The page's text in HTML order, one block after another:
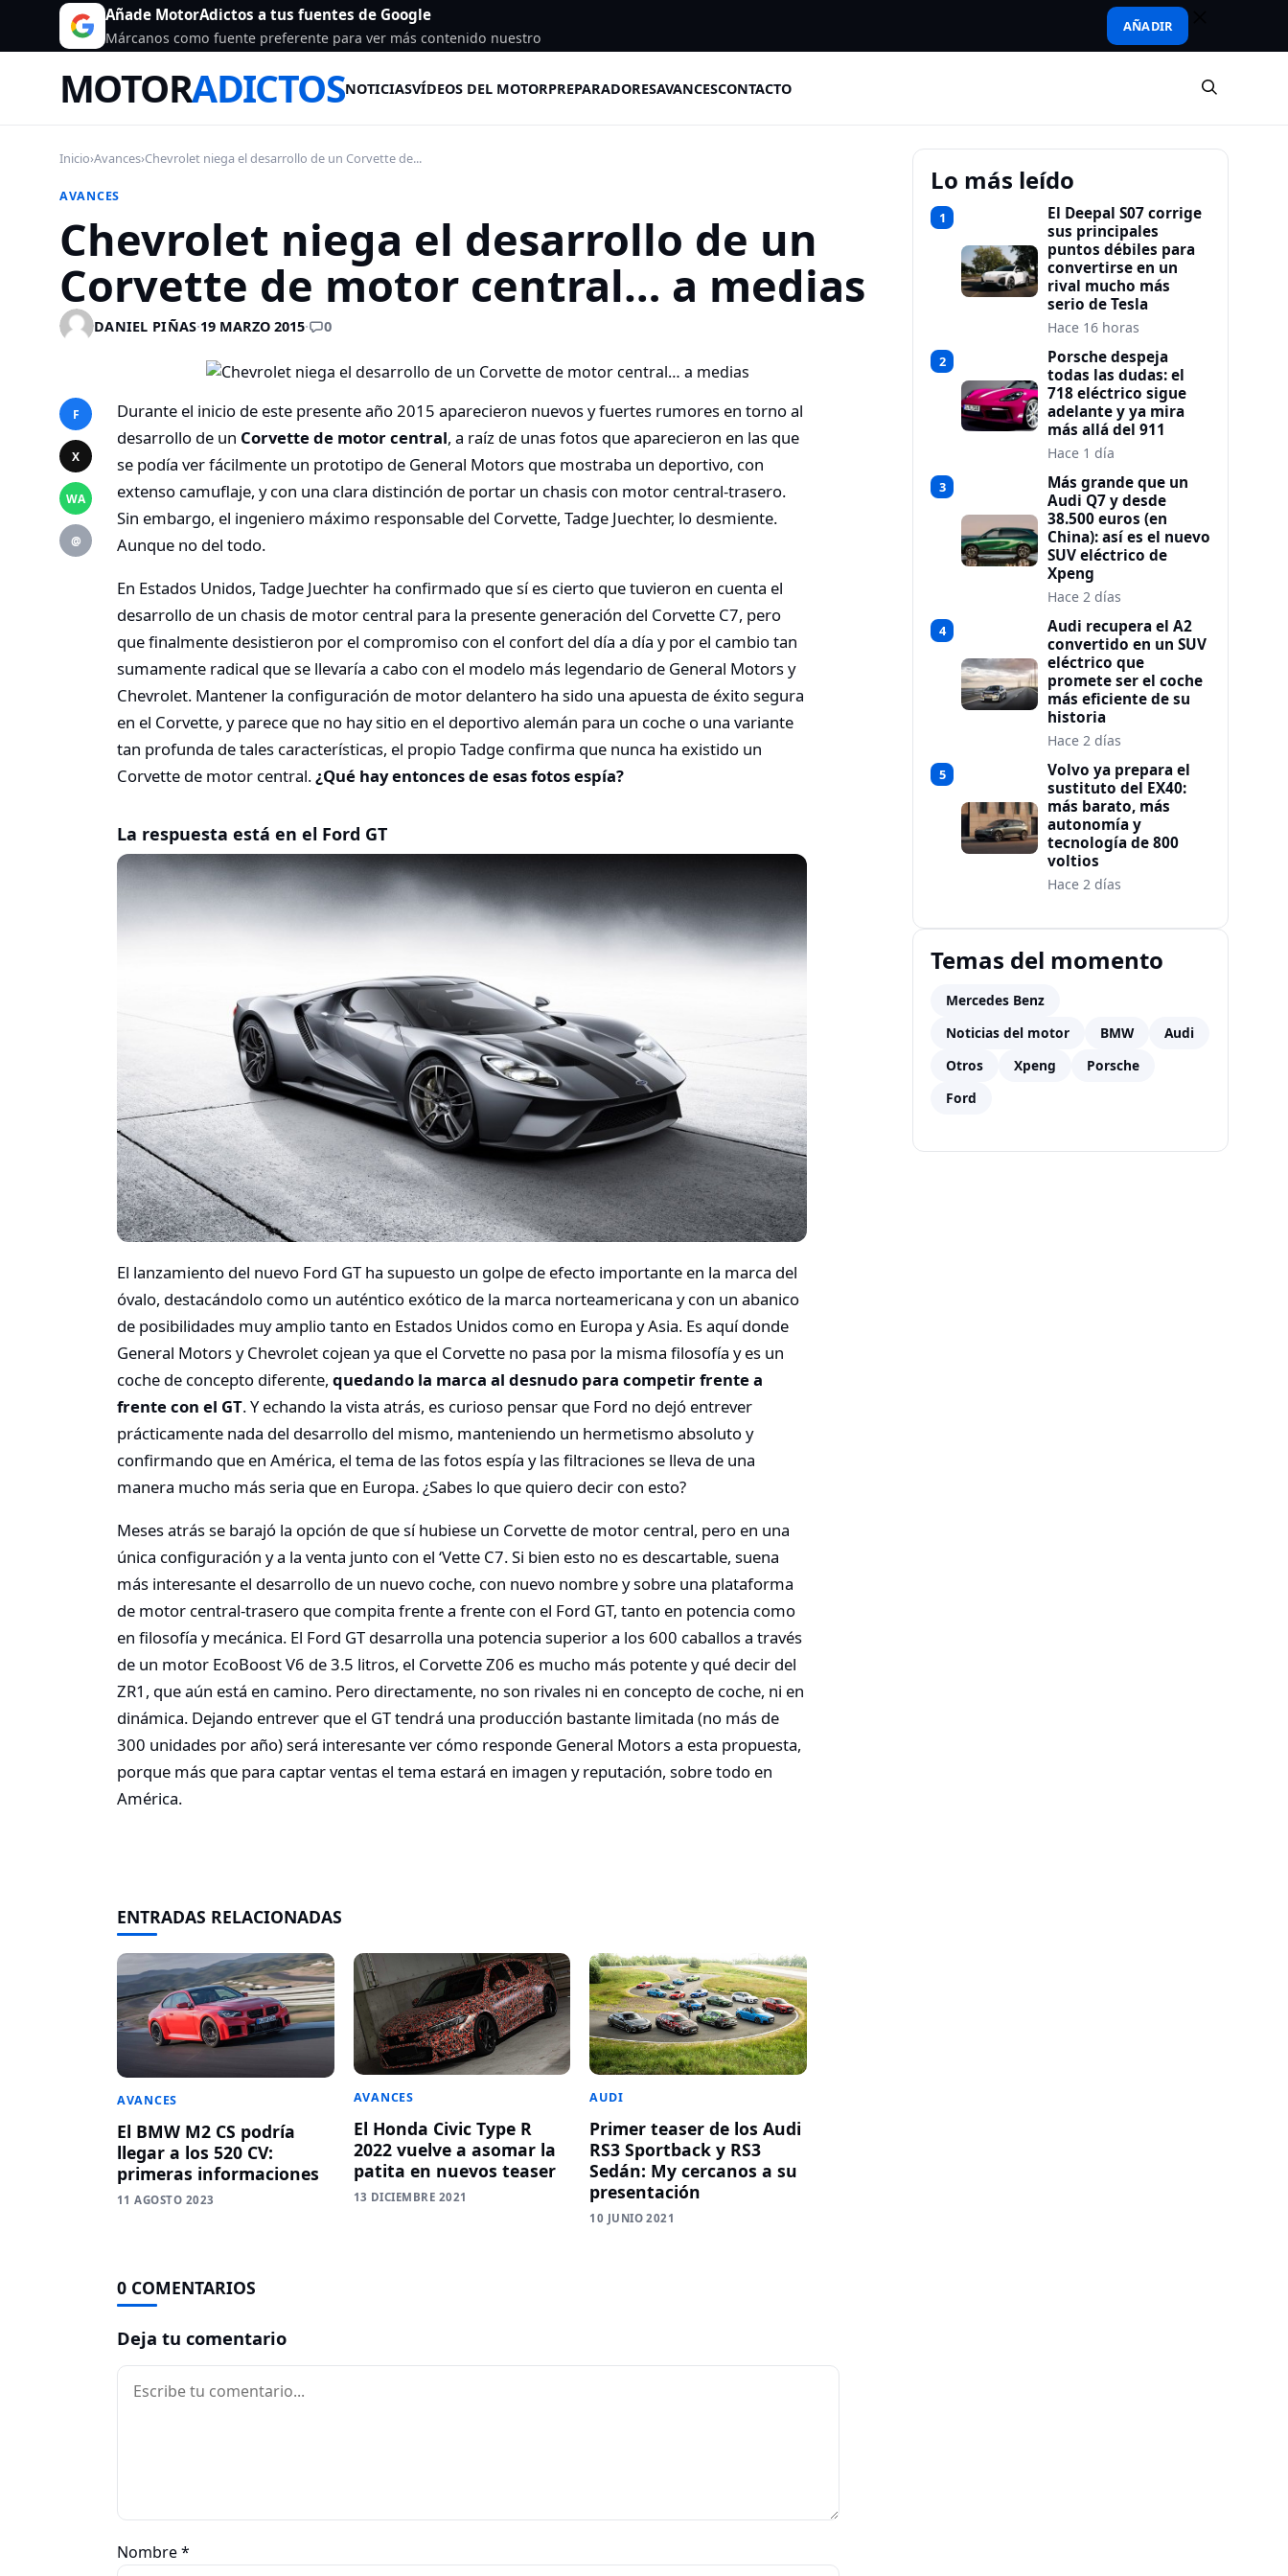
Añade MotorAdictos a tus fuentes de Google
Márcanos como fuente preferente para ver más contenido nuestro
AÑADIR
MOTORADICTOSNOTICIASVÍDEOS DEL MOTORPREPARADORESAVANCESCONTACTO
Inicio›Avances›Chevrolet niega el desarrollo de un Corvette de...
AVANCES
Chevrolet niega el desarrollo de un
Corvette de motor central… a medias
DANIEL PIÑAS·19 MARZO 2015· 0
F
X
WA
@
Durante el inicio de este presente año 2015 aparecieron nuevos y fuertes rumores en torno al
desarrollo de un Corvette de motor central, a raíz de unas fotos que aparecieron en las que
se podía ver fácilmente un prototipo de General Motors que mostraba un deportivo, con
extenso camuflaje, y con una clara distinción de portar un chasis con motor central-trasero.
Sin embargo, el ingeniero máximo responsable del Corvette, Tadge Juechter, lo desmiente.
Aunque no del todo.
En Estados Unidos, Tadge Juechter ha confirmado que sí es cierto que tuvieron en cuenta el
desarrollo de un chasis de motor central para la presente generación del Corvette C7, pero
que finalmente desistieron por el compromiso con el confort del día a día y por el cambio tan
sumamente radical que se llevaría a cabo con el modelo más legendario de General Motors y
Chevrolet. Mantener la configuración de motor delantero ha sido una apuesta de éxito segura
en el Corvette, y parece que no hay sitio en el deportivo alemán para un coche o una variante
tan profunda de tales características, el propio Tadge confirma que nunca ha existido un
Corvette de motor central.¿Qué hay entonces de esas fotos espía?
La respuesta está en el Ford GT
El lanzamiento del nuevo Ford GT ha supuesto un golpe de efecto importante en la marca del
óvalo, destacándolo como un auténtico exótico de la marca norteamericana y con un abanico
de posibilidades muy amplio tanto en Estados Unidos como en Europa y Asia. Es aquí donde
General Motors y Chevrolet cojean ya que el Corvette no pasa por la misma filosofía y es un
coche de concepto diferente, quedando la marca al desnudo para competir frente a
frente con el GT. Y echando la vista atrás, es curioso pensar que Ford no dejó entrever
prácticamente nada del desarrollo del mismo, manteniendo un hermetismo absoluto y
confirmando que en América, el tema de las fotos espía y las filtraciones se lleva de una
manera mucho más seria que en Europa. ¿Sabes lo que quiero decir con esto?
Meses atrás se barajó la opción de que sí hubiese un Corvette de motor central, pero en una
única configuración y a la venta junto con el ‘Vette C7. Si bien esto no es descartable, suena
más interesante el desarrollo de un nuevo coche, con nuevo nombre y sobre una plataforma
de motor central-trasero que compita frente a frente con el Ford GT, tanto en potencia como
en filosofía y mecánica. El Ford GT desarrolla una potencia superior a los 600 caballos a través
de un motor EcoBoost V6 de 3.5 litros, el Corvette Z06 es mucho más potente y qué decir del
ZR1, que aún está en camino. Pero directamente, no son rivales ni en concepto de coche, ni en
dinámica. Dejando entrever que el GT tendrá una producción bastante limitada (no más de
300 unidades por año) será interesante ver cómo responde General Motors a esta propuesta,
porque más que para captar ventas el tema estará en imagen y reputación, sobre todo en
América.
ENTRADAS RELACIONADAS
AVANCES
El BMW M2 CS podría
llegar a los 520 CV:
primeras informaciones
11 AGOSTO 2023
AVANCES
El Honda Civic Type R
2022 vuelve a asomar la
patita en nuevos teaser
13 DICIEMBRE 2021
AUDI
Primer teaser de los Audi
RS3 Sportback y RS3
Sedán: My cercanos a su
presentación
10 JUNIO 2021
0 COMENTARIOS
Deja tu comentario
Comentario
Nombre*
Lo más leído
1
El Deepal S07 corrige
sus principales
puntos débiles para
convertirse en un
rival mucho más
serio de Tesla
Hace 16 horas
2
Porsche despeja
todas las dudas: el
718 eléctrico sigue
adelante y ya mira
más allá del 911
Hace 1 día
3
Más grande que un
Audi Q7 y desde
38.500 euros (en
China): así es el nuevo
SUV eléctrico de
Xpeng
Hace 2 días
4
Audi recupera el A2
convertido en un SUV
eléctrico que
promete ser el coche
más eficiente de su
historia
Hace 2 días
5
Volvo ya prepara el
sustituto del EX40:
más barato, más
autonomía y
tecnología de 800
voltios
Hace 2 días
Temas del momento
Mercedes Benz
Noticias del motor
BMW
Audi
Otros
Xpeng
Porsche
Ford